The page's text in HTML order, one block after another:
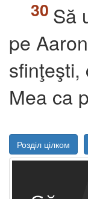
Să
pe
sfinţeşti,
Mea ca
Розділ цілком